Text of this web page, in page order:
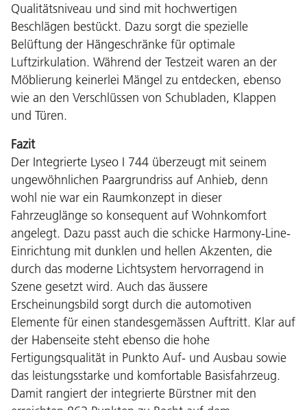
Qualitätsniveau und sind mit hochwertigen
Beschlägen bestückt. Dazu sorgt die spezielle
Belüftung der Hängeschränke für optimale
Luftzirkulation. Während der Testzeit waren an der
Möblierung keinerlei Mängel zu entdecken, ebenso
wie an den Verschlüssen von Schubladen, Klappen
und Türen.
Fazit
Der Integrierte Lyseo I 744 überzeugt mit seinem
ungewöhnlichen Paargrundriss auf Anhieb, denn
wohl nie war ein Raumkonzept in dieser
Fahrzeuglänge so konsequent auf Wohnkomfort
angelegt. Dazu passt auch die schicke Harmony-Line-
Einrichtung mit dunklen und hellen Akzenten, die
durch das moderne Lichtsystem hervorragend in
Szene gesetzt wird. Auch das äussere
Erscheinungsbild sorgt durch die automotiven
Elemente für einen standesgemässen Auftritt. Klar auf
der Habenseite steht ebenso die hohe
Fertigungsqualität in Punkto Auf- und Ausbau sowie
das leistungsstarke und komfortable Basisfahrzeug.
Damit rangiert der integrierte Bürstner mit den